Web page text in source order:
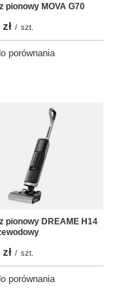
pionowy MOVA G70
/ szt.
porównania
pionowy DREAME H14
/ szt.
porównania